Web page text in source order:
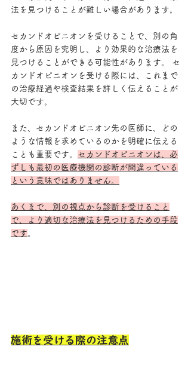
法を見つけることが難しい場合があります。
セカンドオピニオンを受けることで、別の角
度から原因を究明し、より効果的な治療法を
見つけることができる可能性があります。 セ
カンドオピニオンを受ける際には、これまで
の治療経過や検査結果を詳しく伝えることが
大切です。
また、セカンドオピニオン先の医師に、どの
ような情報を求めているのかを明確に伝える
ことも重要です。 セカンドオピニオンは、必
ずしも最初の医療機関の診断が間違っている
という意味ではありません。
あくまで、別の視点から診断を受けること
で、より適切な治療法を見つけるための手段
です
施術を受ける際の注意点